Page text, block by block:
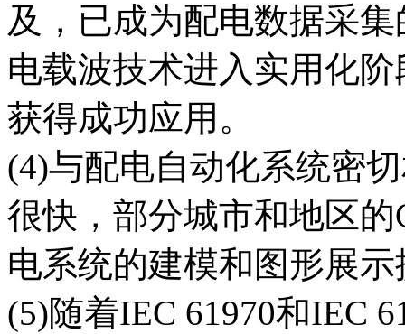
及，已成为配电数据采
电载波技术进入实用化
获得成功应用。
(4)与配电自动化系统密
很快，部分城市和地区
电系统的建模和图形展
(5)随着IEC 61970和IEC